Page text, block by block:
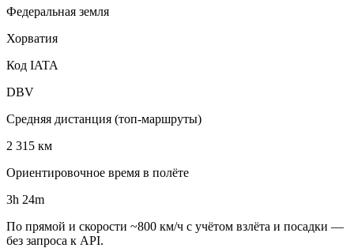
Федеральная земля
Хорватия
Код IATA
DBV
Средняя дистанция (топ-маршруты)
2 315 км
Ориентировочное время в полёте
3h 24m
По прямой и скорости ~800 км/ч с учётом взлёта и посадки —
без запроса к API.